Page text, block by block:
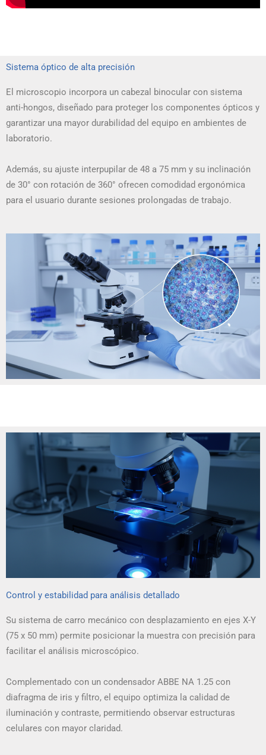
Sistema óptico de alta precisión
El microscopio incorpora un cabezal binocular con sistema
anti-hongos, diseñado para proteger los componentes ópticos y
garantizar una mayor durabilidad del equipo en ambientes de
laboratorio.
Además, su ajuste interpupilar de 48 a 75 mm y su inclinación
de 30° con rotación de 360° ofrecen comodidad ergonómica
para el usuario durante sesiones prolongadas de trabajo.
Control y estabilidad para análisis detallado
Su sistema de carro mecánico con desplazamiento en ejes X-Y
(75 x 50 mm) permite posicionar la muestra con precisión para
facilitar el análisis microscópico.
Complementado con un condensador ABBE NA 1.25 con
diafragma de iris y filtro, el equipo optimiza la calidad de
iluminación y contraste, permitiendo observar estructuras
celulares con mayor claridad.